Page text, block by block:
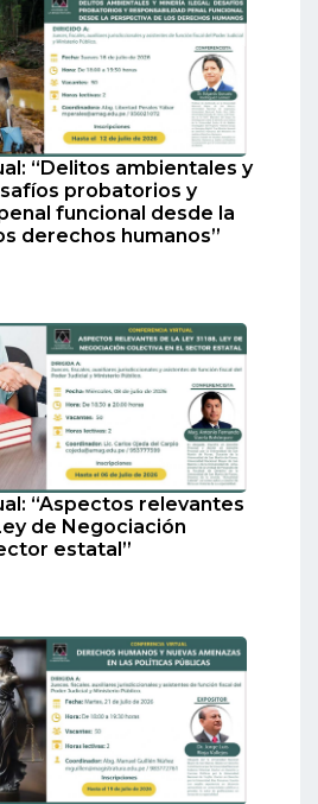
“Delitos ambientales y
probatorios y
funcional desde la
derechos humanos”
“Aspectos relevantes
de Negociación
estatal”